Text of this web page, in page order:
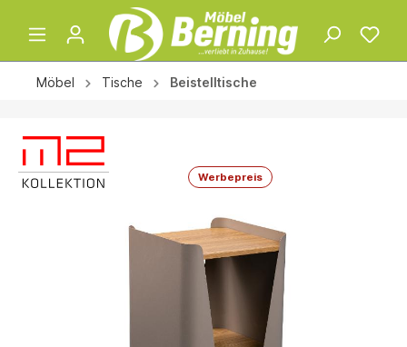
Möbel Tische Beistelltische
Werbepreis